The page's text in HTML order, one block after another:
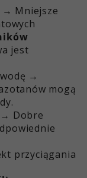
→ Mniejsze
jest
→
mogą
→ Dobre
przyciągania